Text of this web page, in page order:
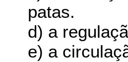
patas.
d) a
e) a